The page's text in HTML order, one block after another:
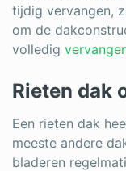
tijdig vervangen,
om de
volledig
Rieten dak
Een rieten dak
meeste andere
bladeren